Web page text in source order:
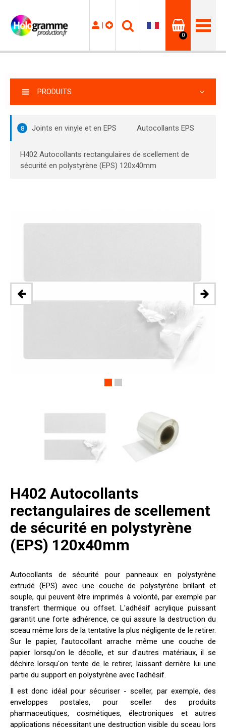
|
0
PRODUITS
8 Joints en vinyle et en EPS Autocollants EPS
H402 Autocollants rectangulaires de scellement de
sécurité en polystyrène (EPS) 120x40mm
H402 Autocollants
rectangulaires de scellement
de sécurité en polystyrène
(EPS) 120x40mm
Autocollants de sécurité pour panneaux en polystyrène
extrudé (EPS) avec une couche de polystyrène brillant et
souple, qui peuvent être imprimés à volonté, par exemple par
transfert thermique ou offset. L'adhésif acrylique puissant
garantit une forte adhérence, ce qui assure la destruction du
sceau même lors de la tentative la plus négligente de le retirer.
Sur le papier, l'autocollant arrache même une couche de
papier lorsqu'on le décolle, et sur d'autres matériaux, il se
déchire lorsqu'on tente de le retirer, laissant derrière lui une
partie du support en polystyrène avec l'adhésif.
Il est donc idéal pour sécuriser - sceller, par exemple, des
enveloppes postales, pour sceller des produits
pharmaceutiques, cosmétiques, électroniques et autres
applications nécessitant une destruction visible du sceau lors